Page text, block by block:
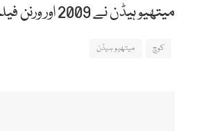
میتھیو ہیڈن نے 2009 اور ورنن فیلنڈر نے پچھلےسال ہی ریٹائرمنٹ لی ہے۔
کوچ میتھیو ہیڈن